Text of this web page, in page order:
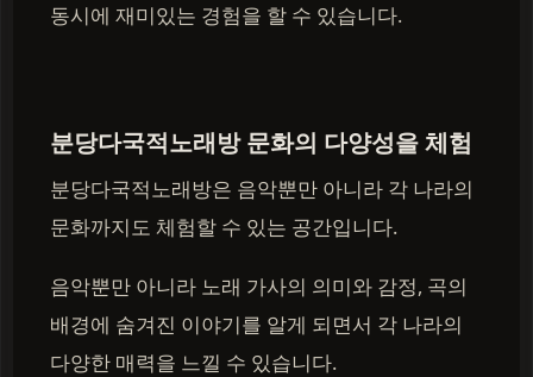
동시에 재미있는 경험을 할 수 있습니다.
분당다국적노래방 문화의 다양성을 체험
분당다국적노래방은 음악뿐만 아니라 각 나라의
문화까지도 체험할 수 있는 공간입니다.
음악뿐만 아니라 노래 가사의 의미와 감정, 곡의
배경에 숨겨진 이야기를 알게 되면서 각 나라의
다양한 매력을 느낄 수 있습니다.